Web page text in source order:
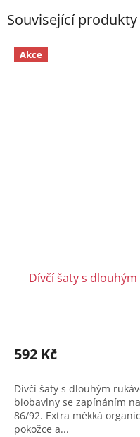
Související produkty
Akce
Dívčí šaty s
592 Kč
Dívčí šaty s dlouhým
biobavlny se zapínáním
86/92. Extra měkká
pokožce a...